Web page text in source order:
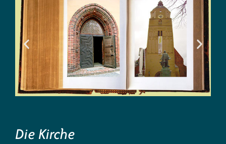
Die Kirche